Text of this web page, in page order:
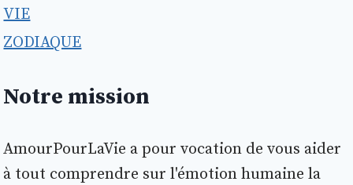
VIE
ZODIAQUE
Notre mission
AmourPourLaVie a pour vocation de vous aider
à tout comprendre sur l'émotion humaine la